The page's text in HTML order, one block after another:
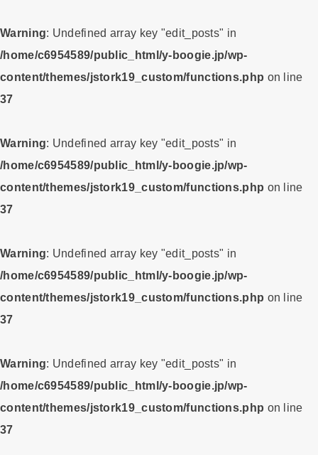
Warning: Undefined array key "edit_posts" in
/home/c6954589/public_html/y-boogie.jp/wp-
content/themes/jstork19_custom/functions.php on line
37
Warning: Undefined array key "edit_posts" in
/home/c6954589/public_html/y-boogie.jp/wp-
content/themes/jstork19_custom/functions.php on line
37
Warning: Undefined array key "edit_posts" in
/home/c6954589/public_html/y-boogie.jp/wp-
content/themes/jstork19_custom/functions.php on line
37
Warning: Undefined array key "edit_posts" in
/home/c6954589/public_html/y-boogie.jp/wp-
content/themes/jstork19_custom/functions.php on line
37